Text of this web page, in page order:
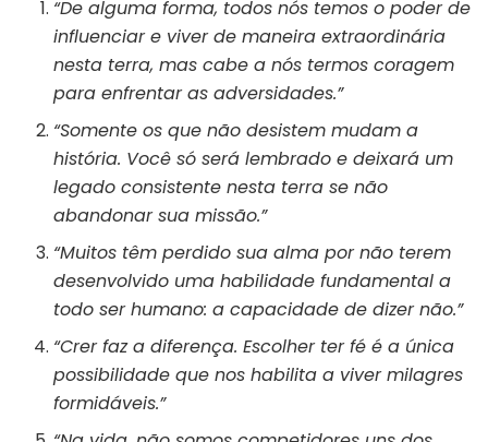
“De alguma forma, todos nós temos o poder de
influenciar e viver de maneira extraordinária
nesta terra, mas cabe a nós termos coragem
para enfrentar as adversidades.”
“Somente os que não desistem mudam a
história. Você só será lembrado e deixará um
legado consistente nesta terra se não
abandonar sua missão.”
“Muitos têm perdido sua alma por não terem
desenvolvido uma habilidade fundamental a
todo ser humano: a capacidade de dizer não.”
“Crer faz a diferença. Escolher ter fé é a única
possibilidade que nos habilita a viver milagres
formidáveis.”